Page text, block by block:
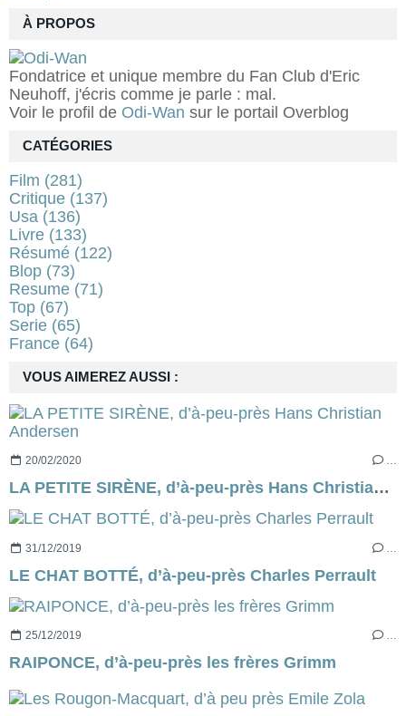
À PROPOS
Fondatrice et unique membre du Fan Club d'Eric
Neuhoff, j'écris comme je parle : mal.
Voir le profil de Odi-Wan sur le portail Overblog
VOUS AIMEREZ AUSSI :
20/02/2020 …
LA PETITE SIRÈNE, d’à-peu-près Hans Christian Andersen
31/12/2019
LE CHAT BOTTÉ, d’à-peu-près Charles Perrault
25/12/2019 …
RAIPONCE, d’à-peu-près les frères Grimm
CATÉGORIES
Film (281)
Critique (137)
Usa (136)
Livre (133)
Résumé (122)
Blop (73)
Resume (71)
Top (67)
Serie (65)
France (64)